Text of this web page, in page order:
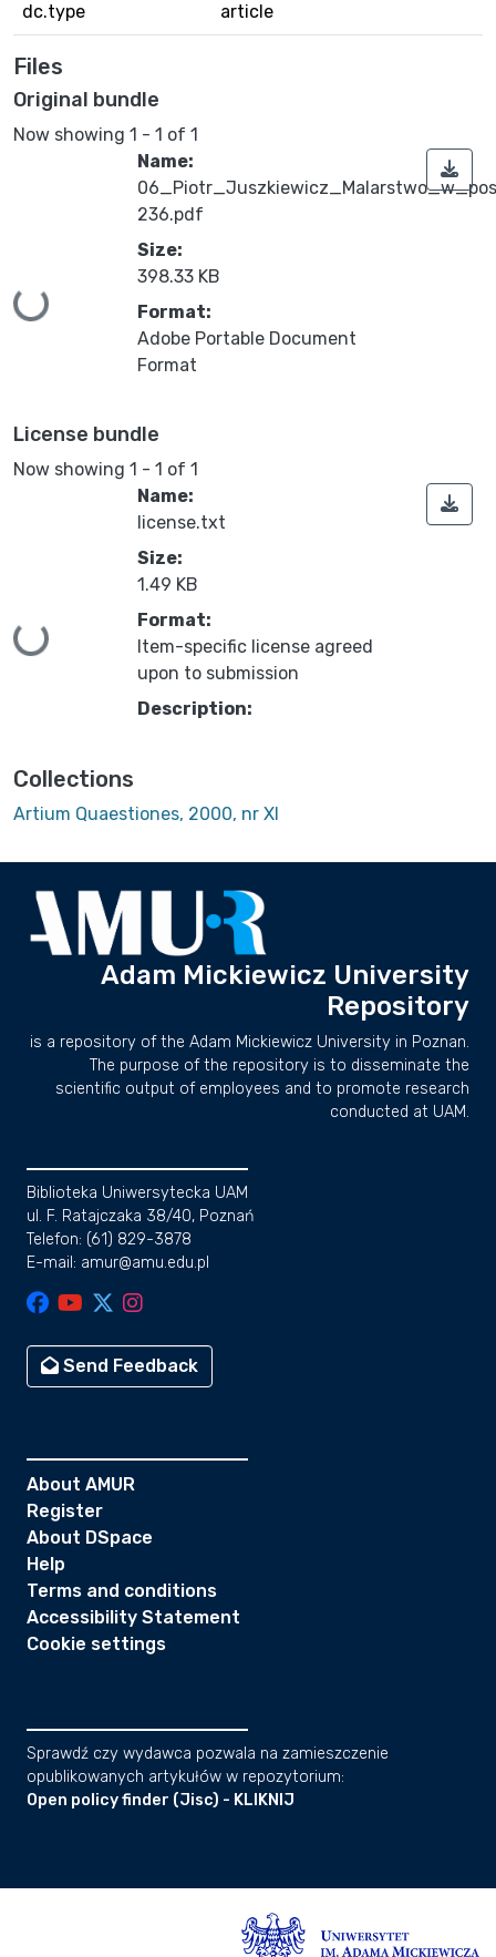
dc.type article
Files
Original bundle
Now showing 1 - 1 of 1
Loading...
Name:
236.pdf
Size:
398.33 KB
Format:
Adobe Portable Document
Format
License bundle
Now showing 1 - 1 of 1
Loading...
Name:
license.txt
Size:
1.49 KB
Format:
Item-specific license agreed
upon to submission
Description:
Collections
Artium Quaestiones, 2000, nr XI
Adam Mickiewicz University
Repository
is a repository of the Adam Mickiewicz University in Poznan.
The purpose of the repository is to disseminate the
scientific output of employees and to promote research
conducted at UAM.
Biblioteka Uniwersytecka UAM
ul. F. Ratajczaka 38/40, Poznań
Telefon: (61) 829-3878
E-mail: amur@amu.edu.pl
Send Feedback
About AMUR
Register
About DSpace
Help
Terms and conditions
Accessibility Statement
Cookie settings
Sprawdź czy wydawca pozwala na zamieszczenie
opublikowanych artykułów w repozytorium:
Open policy finder (Jisc) - KLIKNIJ